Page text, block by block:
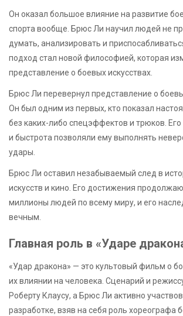
Он оказал большое влияние на развитие
спорта вообще. Брюс Ли научил людей не
думать, анализировать и
подход стал новой философией, которая
представление о боевых искусствах.
Брюс Ли перевернул представление о
Он был одним из первых, кто показал
без каких-либо спецэффектов и трюков.
и быстрота позволяли ему выполнять
удары.
Брюс Ли оставил незабываемый след в
искусств и кино. Его достижения
миллионы людей по всему миру, и его
вечным.
Главная роль в «Ударе
«Удар дракона» — это культовый фильм о
их влиянии на человека. Сценарий и
Роберту Клаусу, а Брюс Ли активно
разработке, взяв на себя роль хореографа